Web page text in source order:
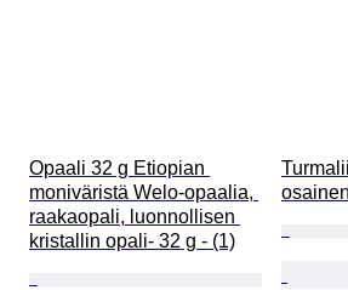
Opaali 32 g Etiopian
moniväristä Welo-opaalia,
raakaopali, luonnollisen
kristallin opali- 32 g - (1)